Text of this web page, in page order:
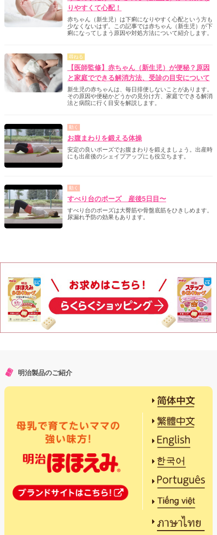
りやすくて心配！
赤ちゃん（新生児）は下痢になりやすく心配という方も
少なくないはず。この記事では赤ちゃん（新生児）が下
痢になってしまう原因や対処方法について紹介します。
尋ねる
【医師監修】赤ちゃん（新生児）が便秘？原因
と家庭でできる解消方法、受診の目安について
新生児の赤ちゃんは、毎日排便しないことがあります。
その原因や便秘かどうかの見分け方、家庭でできる解消
法と病院に行く目安を解説します。
動く
お腹まわりを鍛える体操
安定の良いポーズでお腹まわりを鍛えましょう。出産時
にも出産後のシェイプアップにも役立ちます。
動く
すべり台のポーズ 産後5日目〜
すべり台のポーズは大臀筋や骨盤底筋をひきしめます。
尿漏れ予防の効果もあります。
明治製品のご紹介